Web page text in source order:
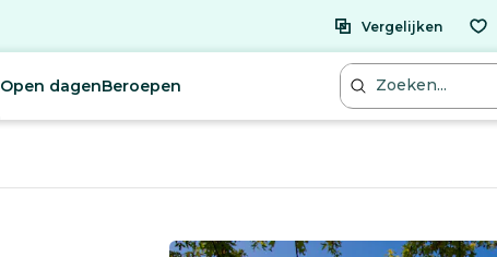
Vergelijken
Open dagenBeroepen